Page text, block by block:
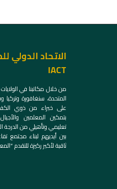
الاتحاد الدولي
IACT
من خلال مكاتبنا في
المتحدة، سنغافورة وتركيا
على خبراء من ذوي
بتمكين المعلمين
تعليمي وتأهيلي من الدرجة
بين أيديهم لبناء مجتمع
ثاقبة لأكبر ركيزة للتقدم